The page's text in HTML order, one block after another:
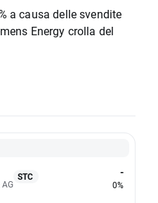
a causa delle svendite
Energy crolla del
AG
STC -
0%